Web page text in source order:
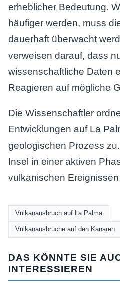
erheblicher Bedeutung.
häufiger werden, muss
dauerhaft überwacht
verweisen darauf, dass
wissenschaftliche Daten
Reagieren auf mögliche
Die Wissenschaftler
Entwicklungen auf La
geologischen Prozess
Insel in einer aktiven
vulkanischen
Vulkanausbruch auf La Palma
Vulkanausbrüche auf den Kanaren
DAS KÖNNTE SIE
INTERESSIEREN